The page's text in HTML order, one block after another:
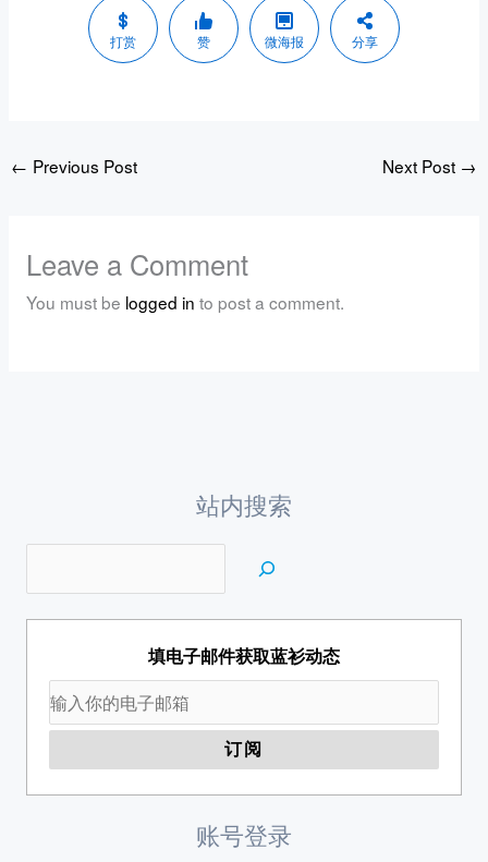
打赏 赞 微海报 分享
← Previous Post Next Post →
Leave a Comment
You must be logged in to post a comment.
站内搜索
填电子邮件获取蓝衫动态
账号登录